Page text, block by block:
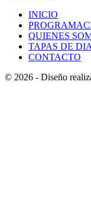
INICIO
QUIENES
TAPAS DE
CONTACTO
© 2026 - Diseño